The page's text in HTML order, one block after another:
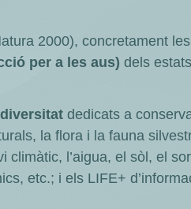
2000), concretament les
per a les aus) dels
dedicats a
la flora i la fauna
l’aigua, el sòl, el
etc.; i els LIFE+